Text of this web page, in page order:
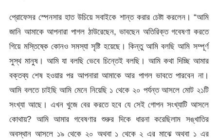
প্রোফেসর স্পেনসার হাত উচিয়ে সবাইকে শান্ত করার চেষ্টা করলেন। “আমি
জানি আমাকে আপনারা পাগল ঠাউরেছেন, ভাবছেন অতিরিক্ত গবেষণা করতে
গিয়ে মস্তিষ্কে কোনও সমস্যা সৃষ্টি হয়েছে। কিন্তু আমি বলছি আমি সম্পূর্ণ
সুস্থ মানুষ। আমি যা বলছি ভেবে চিন্তেই বলছি। আমি কথা দিচ্ছি আমার
বক্তব্য শেষ হওয়ার পর আপনারা আমাকে আর পাগল ভাবতে পারবেন না।
আমি বলতে চাইছি আমি মেনে নিয়েছি ১ থেকে ২০ পর্যন্ত আসলে মোট ২১টি
সংখ্যা আছে। এখন খুজে বের করতে হবে যে সেই গোপন সংখ্যাটি আসলে
কোথায়? আমি আমার গবেষণার শুরুর দিকে ধারনা করেছিলাম সঙ্খাতির
অবস্থান আসলে ১৯ থেকে ২০ অথবা ১ থেকে ২ এর মাঝে অথবা ১ এর